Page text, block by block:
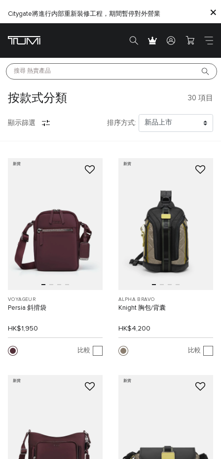
Citygate將進行内部重新裝修工程，期間暫停對外營業
搜尋 熱賣產品
按款式分類 30 項目
顯示篩選 排序方式:
新貨
VOYAGEUR
Persia 斜揹袋
HK$1,950
比較
新貨
ALPHA BRAVO
Knight 胸包/背囊
HK$4,200
比較
新貨 新貨